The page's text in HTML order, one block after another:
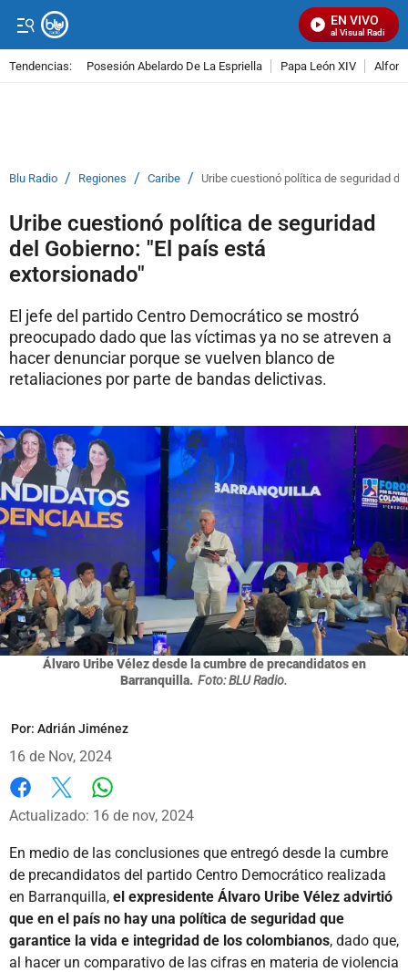
EN VIVO
Señal Visual Radio
Tendencias: Posesión Abelardo De La Espriella Papa León XIV
Blu Radio / Regiones / Caribe / Uribe cuestionó política de seguridad
Uribe cuestionó política de seguridad
del Gobierno: "El país está
extorsionado"
El jefe del partido Centro Democrático se mostró
preocupado dado que las víctimas ya no se atreven a
hacer denunciar porque se vuelven blanco de
retaliaciones por parte de bandas delictivas.
Álvaro Uribe Vélez desde la cumbre de precandidatos en
Barranquilla. Foto: BLU Radio.
Por: Adrián Jiménez
16 de Nov, 2024
Facebook
X
Actualizado: 16 de nov, 2024
En medio de las conclusiones que entregó desde la cumbre
de precandidatos del partido Centro Democrático realizada
en Barranquilla, el expresidente Álvaro Uribe Vélez advirtió
que en el país no hay una política de seguridad que
garantice la vida e integridad de los colombianos, dado que,
al hacer un comparativo de las cifras en materia de violencia